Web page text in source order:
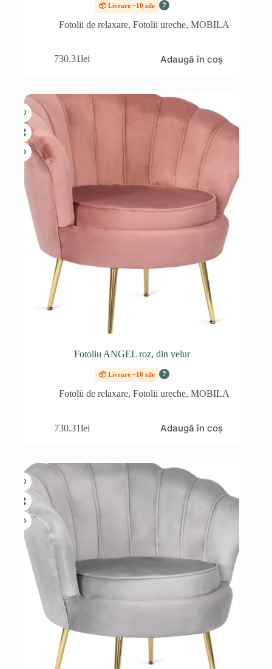
📦 Livrare ~10 zile ?
Fotolii de relaxare, Fotolii ureche, MOBILA
730.31lei Adaugă în coș
Fotoliu ANGEL roz, din velur
📦 Livrare ~10 zile ?
Fotolii de relaxare, Fotolii ureche, MOBILA
730.31lei Adaugă în coș